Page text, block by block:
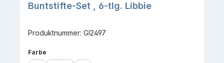
Buntstifte-Set , 6-tlg. Libbie
Produktnummer: GI2497
Farbe